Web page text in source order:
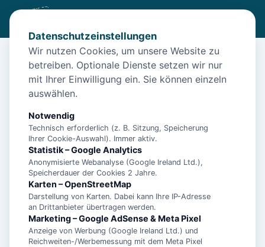
/Unterkünfte /Norden/
Apartment K?stenoase Norddeich Erholung in – Norden
Apartment K?stenoase Norddeich
Erholung in – Norden
26506 Norden
Datenschutzeinstellungen
Wir nutzen Cookies, um unsere Website zu
betreiben. Optionale Dienste setzen wir nur
mit Ihrer Einwilligung ein. Sie können einzeln
auswählen.
Notwendig
Technisch erforderlich (z. B. Sitzung, Speicherung
Ihrer Cookie-Auswahl). Immer aktiv.
Statistik – Google Analytics
Anonymisierte Webanalyse (Google Ireland Ltd.),
Speicherdauer der Cookies 2 Jahre.
Karten – OpenStreetMap
Darstellung von Karten. Dabei kann Ihre IP-Adresse
an Drittanbieter übertragen werden.
Marketing – Google AdSense & Meta Pixel
Anzeige von Werbung (Google Ireland Ltd.) und
Reichweiten-/Werbemessung mit dem Meta Pixel